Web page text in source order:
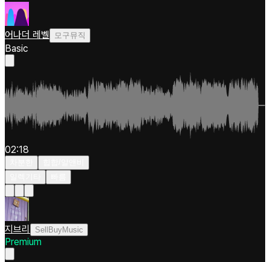
어나더 레벨 모구뮤직
Basic
02:18
지브리 SellBuyMusic
Premium